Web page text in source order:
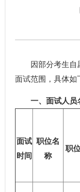
因部分考生自愿
面试范围，具体如
一、面试人员
面试
时间
职位名
称
职